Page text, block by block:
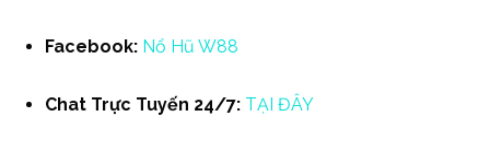
Facebook: Nổ Hũ W88
Chat Trực Tuyến 24/7: TẠI ĐÂY